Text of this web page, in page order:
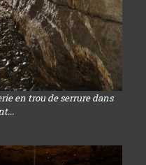
en trou de serrure dans